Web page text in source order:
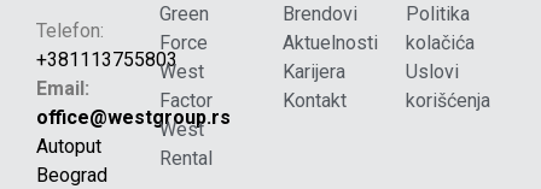
Telefon:
+381113755803
Email:
office@westgroup.rs
Autoput
Beograd
Green
Force
West
Factor
West
Rental
Brendovi
Aktuelnosti
Karijera
Kontakt
Politika
kolačića
Uslovi
korišćenja